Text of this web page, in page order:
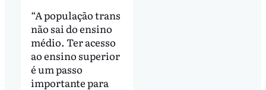
“A população trans
não sai do ensino
médio. Ter acesso
ao ensino superior
é um passo
importante para